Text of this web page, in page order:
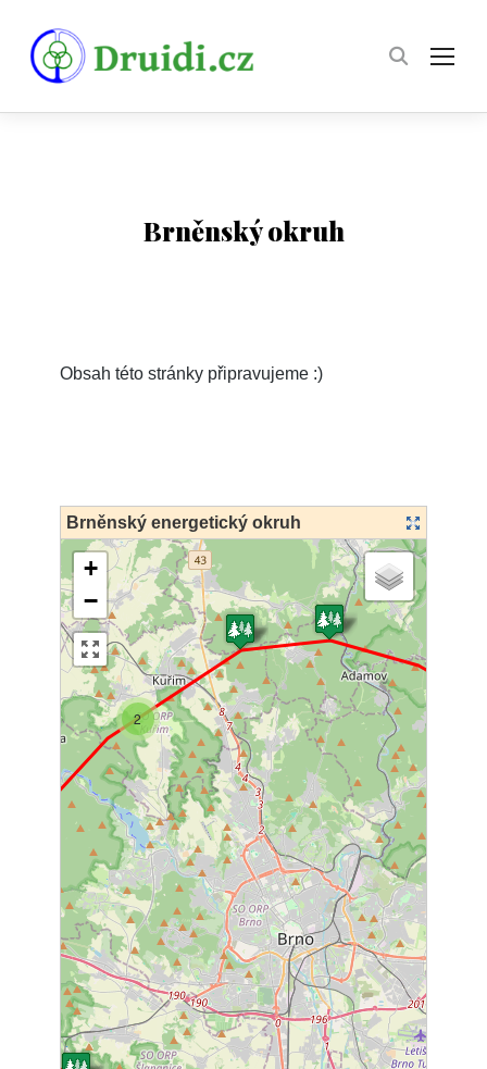
Brněnský okruh
Obsah této stránky připravujeme :)
Brněnský energetický okruh
2
+
−